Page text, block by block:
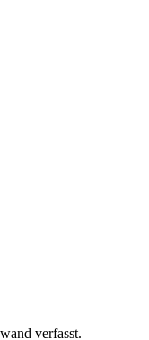
verfasst.